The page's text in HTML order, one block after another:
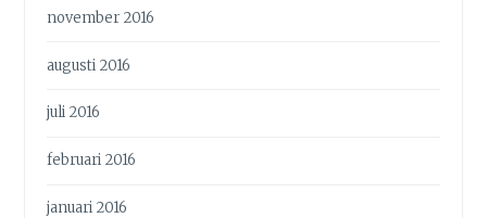
november 2016
augusti 2016
juli 2016
februari 2016
januari 2016